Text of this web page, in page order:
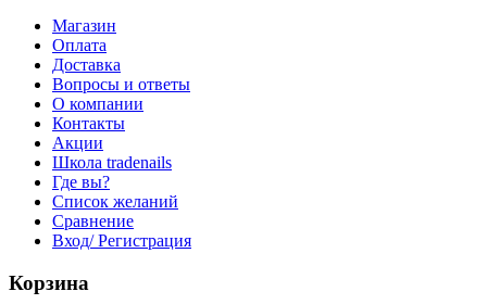
Магазин
Оплата
Доставка
Вопросы и ответы
О компании
Контакты
Акции
Школа tradenails
Где вы?
Список желаний
Сравнение
Вход/ Регистрация
Корзина